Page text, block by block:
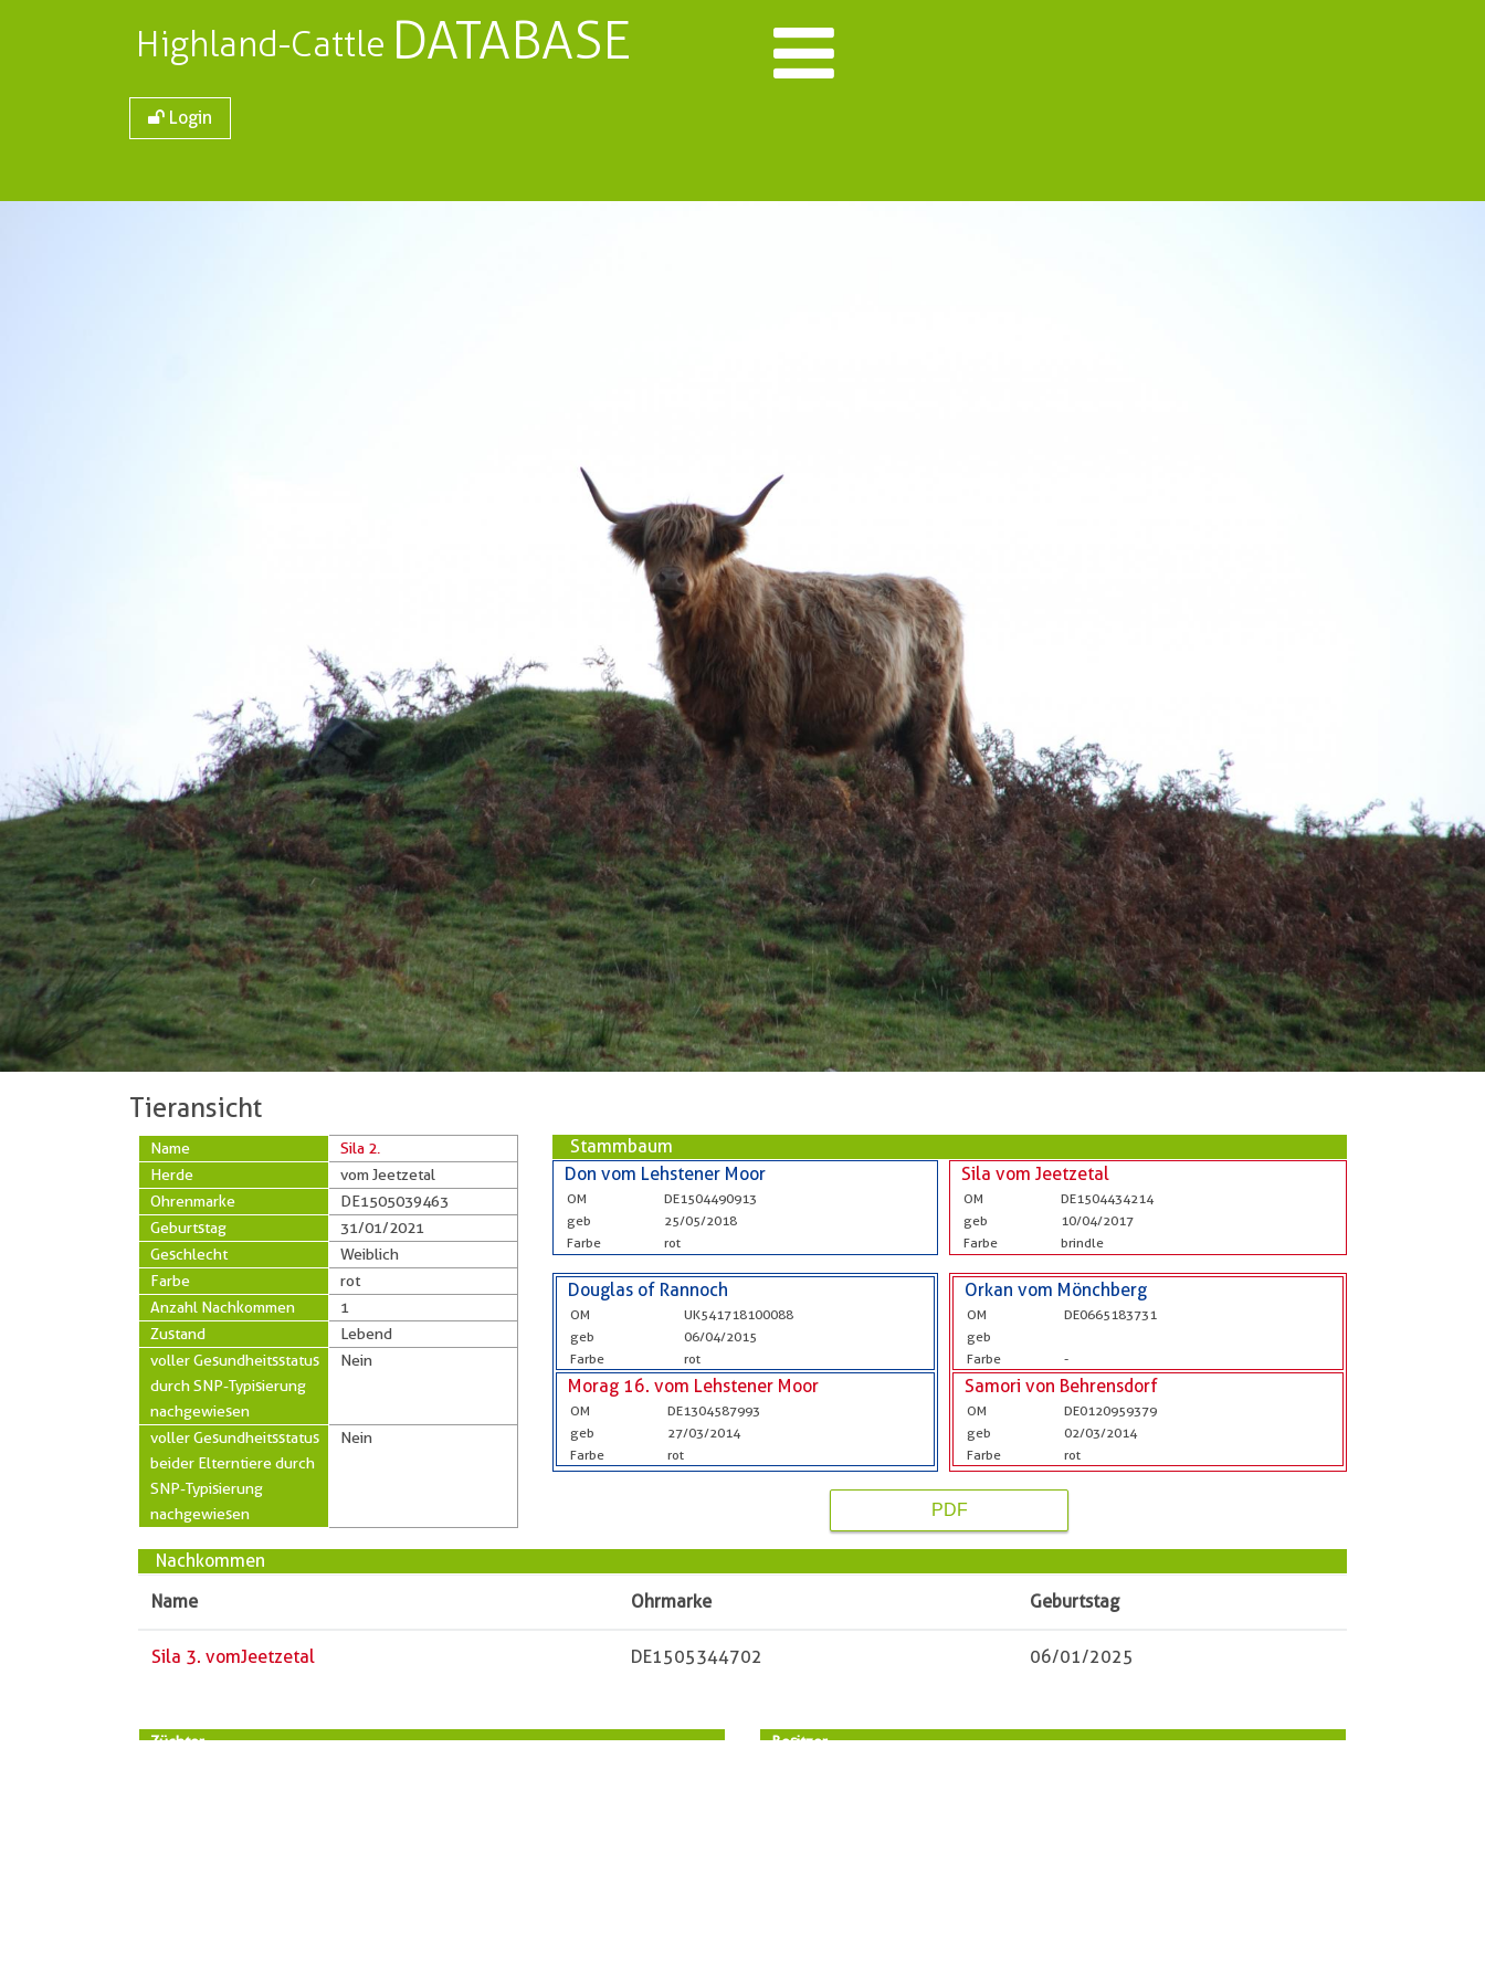
Highland-Cattle DATABASE
Login
Tieransicht
Name
Sila 2.
Herde
vom Jeetzetal
Ohrenmarke
DE1505039463
Geburtstag
31/01/2021
Geschlecht
Weiblich
Farbe
rot
Anzahl Nachkommen
1
Zustand
Lebend
voller Gesundheitsstatus
durch SNP-Typisierung
nachgewiesen
Nein
voller Gesundheitsstatus
beider Elterntiere durch
SNP-Typisierung
nachgewiesen
Nein
Stammbaum
Don vom Lehstener Moor
OM
DE1504490913
geb
25/05/2018
Farbe
rot
Sila vom Jeetzetal
OM
DE1504434214
geb
10/04/2017
Farbe
brindle
Douglas of Rannoch
OM
UK541718100088
geb
06/04/2015
Farbe
rot
Morag 16. vom Lehstener Moor
OM
DE1304587993
geb
27/03/2014
Farbe
rot
Orkan vom Mönchberg
OM
DE0665183731
geb
Farbe
-
Samori von Behrensdorf
OM
DE0120959379
geb
02/03/2014
Farbe
rot
PDF
Nachkommen
Name
Ohrmarke Geburtstag
Sila 3. vomJeetzetal DE1505344702 06/01/2025
Züchter
Besitzer